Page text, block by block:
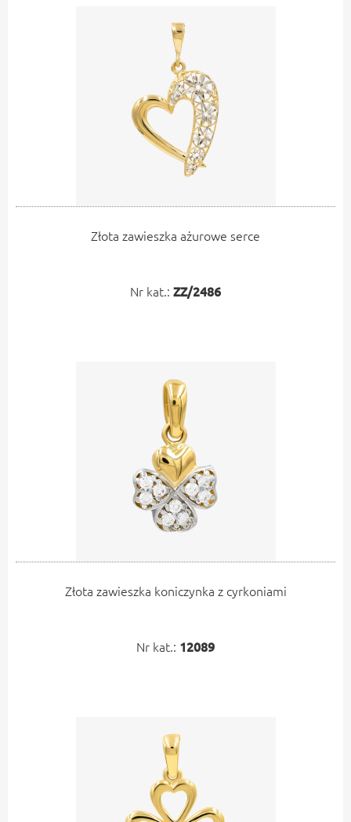
Złota zawieszka ażurowe serce
Nr kat.: ZZ/2486
Złota zawieszka koniczynka z cyrkoniami
Nr kat.: 12089